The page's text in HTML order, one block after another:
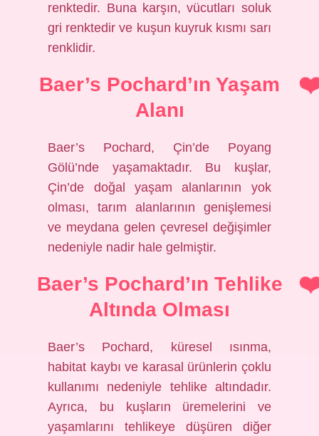
renktedir. Buna karşın, vücutları soluk
gri renktedir ve kuşun kuyruk kısmı sarı
renklidir.
Baer’s Pochard’ın Yaşam
Alanı
Baer’s Pochard, Çin’de Poyang
Gölü’nde yaşamaktadır. Bu kuşlar,
Çin’de doğal yaşam alanlarının yok
olması, tarım alanlarının genişlemesi
ve meydana gelen çevresel değişimler
nedeniyle nadir hale gelmiştir.
Baer’s Pochard’ın Tehlike
Altında Olması
Baer’s Pochard, küresel ısınma,
habitat kaybı ve karasal ürünlerin çoklu
kullanımı nedeniyle tehlike altındadır.
Ayrıca, bu kuşların üremelerini ve
yaşamlarını tehlikeye düşüren diğer